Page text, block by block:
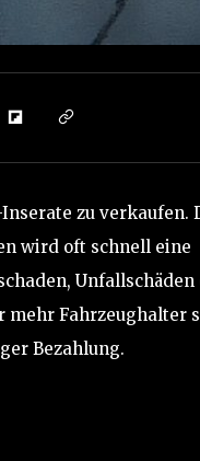
zu verkaufen.
wird oft schnell eine
Unfallschäden
Fahrzeughalter
Bezahlung.